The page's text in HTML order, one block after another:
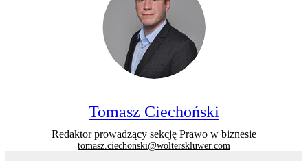
Tomasz Ciechoński
Redaktor prowadzący sekcję Prawo w biznesie
tomasz.ciechonski@wolterskluwer.com